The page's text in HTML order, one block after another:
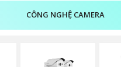
CÔNG NGHỆ CAMERA